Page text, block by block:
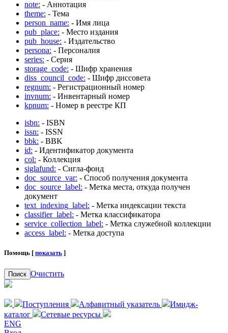
note: - Аннотация
theme: - Тема
person_name: - Имя лица
pub_place: - Место издания
pub_house: - Издательство
persona: - Персоналия
series: - Серия
storage_code: - Шифр хранения
diss_council_code: - Шифр диссовета
regnum: - Регистрационный номер
invnum: - Инвентарный номер
kpnum: - Номер в реестре КП
isbn: - ISBN
issn: - ISSN
bbk: - BBK
id: - Идентификатор документа
col: - Коллекция
siglafund: - Сигла-фонд
doc_source_var: - Способ получения документа
doc_source_label: - Метка места, откуда получен
документ
text_indexing_label: - Метка индексации текста
classifier_label: - Метка классификатора
service_collection_label: - Метка служебной коллекции
access_label: - Метка доступа
Помощь [ показать ]
Поиск Очистить
Поступления Алфавитный указатель
Имидж-
каталог
Сетевые ресурсы
ENG